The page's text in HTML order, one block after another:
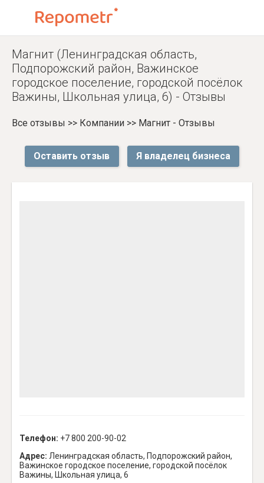
Магнит (Ленинградская область,
Подпорожский район, Важинское
городское поселение, городской посёлок
Важины, Школьная улица, 6) - Отзывы
Все отзывы >> Компании >> Магнит - Отзывы
Оставить отзыв Я владелец бизнеса
Телефон: +7 800 200-90-02
Адрес: Ленинградская область, Подпорожский район,
Важинское городское поселение, городской посёлок
Важины, Школьная улица, 6